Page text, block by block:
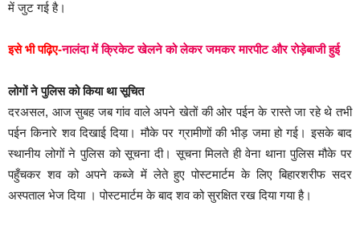
में जुट गई है।
इसे भी पढ़िए-नालंदा में क्रिकेट खेलने को लेकर जमकर मारपीट और रोड़ेबाजी हुई
लोगों ने पुलिस को किया था सूचित
दरअसल, आज सुबह जब गांव वाले अपने खेतों की ओर पईन के रास्ते जा रहे थे तभी
पईन किनारे शव दिखाई दिया। मौके पर ग्रामीणों की भीड़ जमा हो गई। इसके बाद
स्थानीय लोगों ने पुलिस को सूचना दी। सूचना मिलते ही वेना थाना पुलिस मौके पर
पहुँचकर शव को अपने कब्जे में लेते हुए पोस्टमार्टम के लिए बिहारशरीफ सदर
अस्पताल भेज दिया । पोस्टमार्टम के बाद शव को सुरक्षित रख दिया गया है।